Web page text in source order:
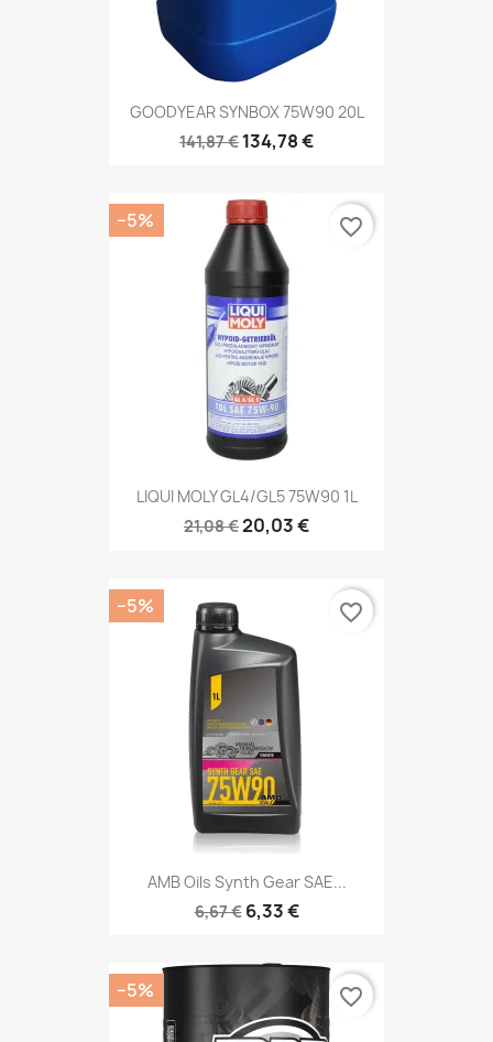
GOODYEAR SYNBOX 75W90 20L
141,87 € 134,78 €
LIQUI MOLY GL4/GL5 75W90 1L
21,08 €20,03 €
−5% favorite_border
AMB Oils Synth Gear SAE...
6,67 € 6,33 €
−5% favorite_border
−5% favorite_border